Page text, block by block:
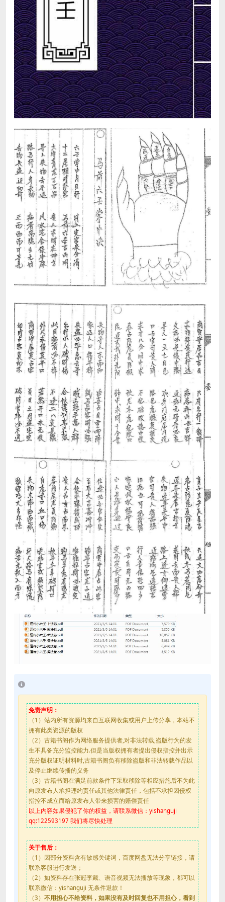
免责声明：
（1）站内所有资源均来自互联网收集或用户上传分享，本站不
拥有此类资源的版权
（2）古籍书阁作为网络服务提供者,对非法转载,盗版行为的发
生不具备充分监控能力.但是当版权拥有者提出侵权指控并出示
充分版权证明材料时,古籍书阁负有移除盗版和非法转载作品以
及停止继续传播的义务
（3）古籍书阁在满足前款条件下采取移除等相应措施后不为此
向原发布人承担违约责任或其他法律责任，包括不承担因侵权
指控不成立而给原发布人带来损害的赔偿责任
以上内容如果侵犯了你的权益，请联系微信：yishanguji
qq:122593197 我们将尽快处理
关于售后：
（1）因部分资料含有敏感关键词，百度网盘无法分享链接，请
联系客服进行发送；
（2）如资料存在张冠李戴、语音视频无法播放等现象，都可以
联系微信：yishanguji 无条件退款！
（3） 不用担心不给资料，如果没有及时回复也不用担心，看到